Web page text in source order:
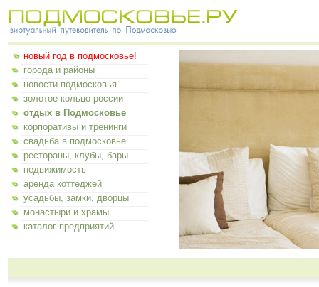
новый год в подмосковье!
города и районы
новости подмосковья
золотое кольцо россии
отдых в Подмосковье
корпоративы и тренинги
свадьба в подмосковье
рестораны, клубы, бары
недвижимость
аренда коттеджей
усадьбы, замки, дворцы
монастыри и храмы
каталог предприятий